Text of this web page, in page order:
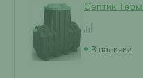
Септик
В наличии